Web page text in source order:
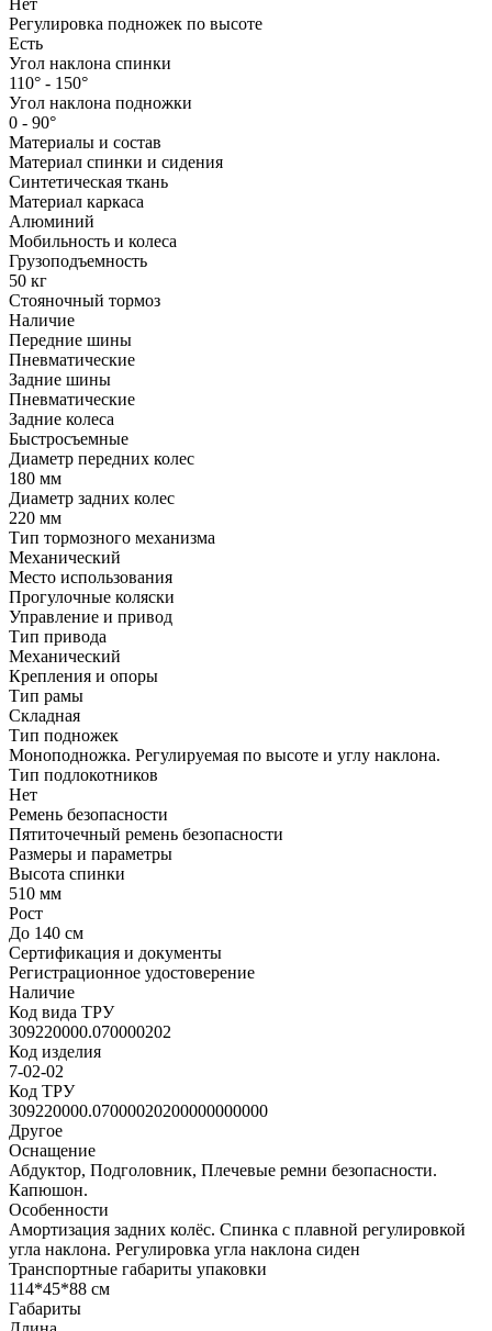
Регулировка подножек по высоте
Есть
Угол наклона спинки
110° - 150°
Угол наклона подножки
0 - 90°
Материалы и состав
Материал спинки и сидения
Синтетическая ткань
Материал каркаса
Алюминий
Мобильность и колеса
Грузоподъемность
50 кг
Стояночный тормоз
Наличие
Передние шины
Пневматические
Задние шины
Пневматические
Задние колеса
Быстросъемные
Диаметр передних колес
180 мм
Диаметр задних колес
220 мм
Тип тормозного механизма
Механический
Место использования
Прогулочные коляски
Управление и привод
Тип привода
Механический
Крепления и опоры
Тип рамы
Складная
Тип подножек
Моноподножка. Регулируемая по высоте и углу наклона.
Тип подлокотников
Нет
Ремень безопасности
Пятиточечный ремень безопасности
Размеры и параметры
Высота спинки
510 мм
Рост
До 140 см
Сертификация и документы
Регистрационное удостоверение
Наличие
Код вида ТРУ
309220000.070000202
Код изделия
7-02-02
Код ТРУ
309220000.07000020200000000000
Другое
Оснащение
Абдуктор, Подголовник, Плечевые ремни безопасности.
Капюшон.
Особенности
Амортизация задних колёс. Спинка с плавной регулировкой
угла наклона. Регулировка угла наклона сиден
Транспортные габариты упаковки
114*45*88 см
Габариты